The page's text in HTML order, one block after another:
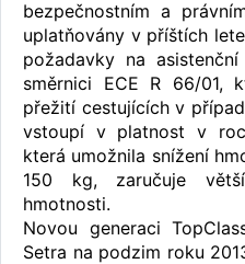
bezpečnostním a
uplatňovány v příštích
požadavky na
směrnici ECE R 66/01,
přežití cestujících v
vstoupí v platnost v
která umožnila snížení
150 kg, zaručuje
hmotnosti.
Novou generaci
Setra na podzim roku